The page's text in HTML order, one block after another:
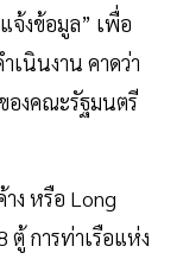
จ้งข้อมูล” เพื่อ
เนินงาน คาดว่า
องคณะรัฐมนตรี
ง หรือ Long
การท่าเรือแห่ง